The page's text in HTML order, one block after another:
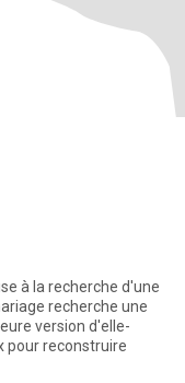
à la recherche d'une
recherche une
version d'elle-
pour reconstruire